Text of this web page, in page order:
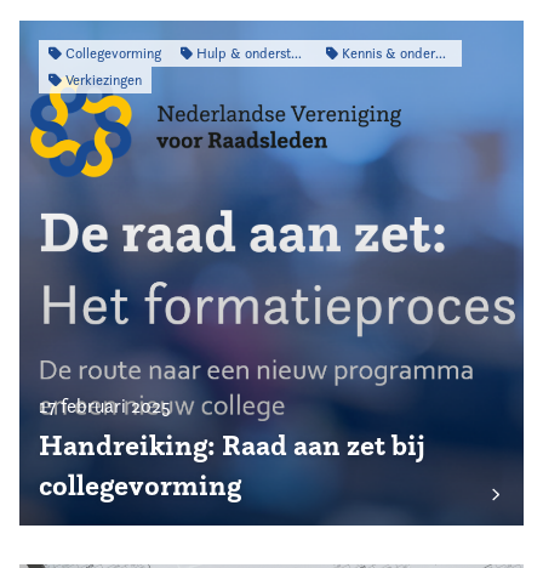
Collegevorming Hulp & ondersteuning
Kennis & onderzoek
Verkiezingen
17 februari 2025
Handreiking: Raad aan zet bij
collegevorming